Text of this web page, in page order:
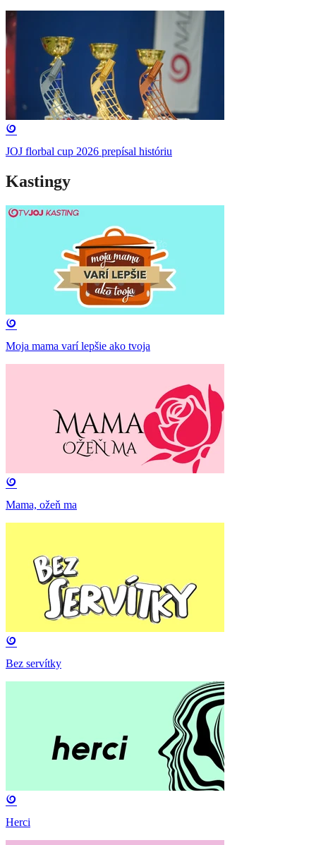
JOJ florbal cup 2026 prepísal históriu
Kastingy
Moja mama varí lepšie ako tvoja
Mama, ožeň ma
Bez servítky
Herci